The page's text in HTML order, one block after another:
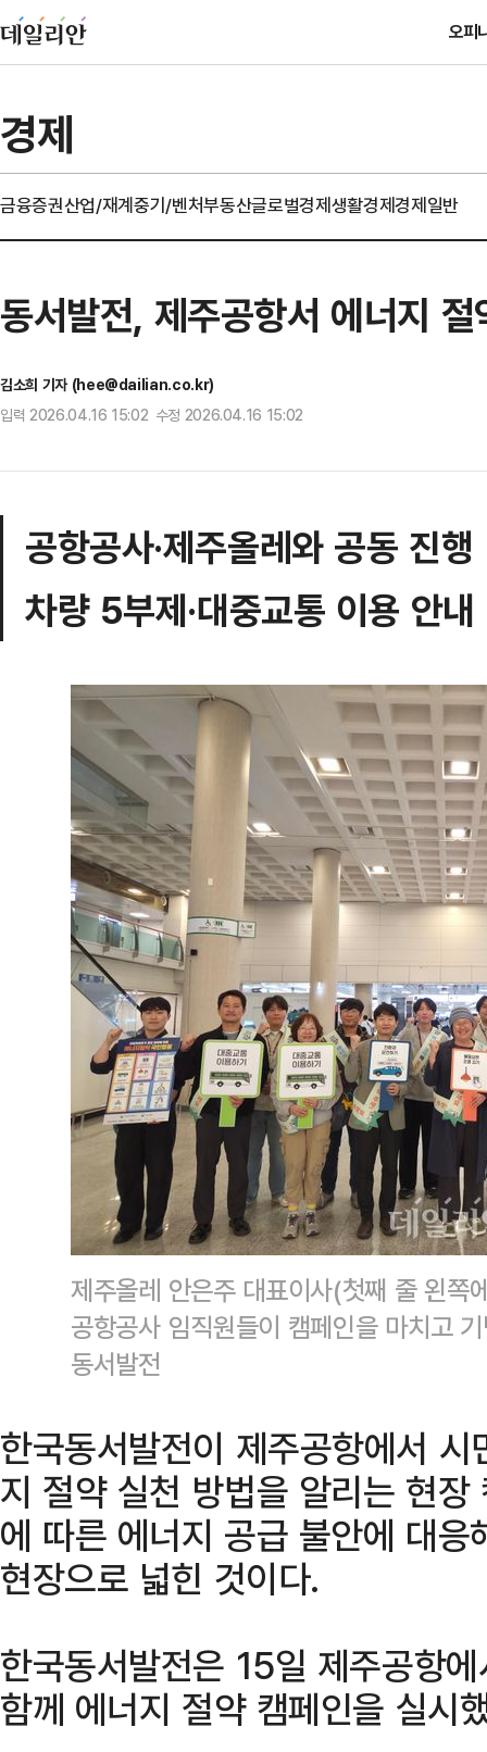
오피
경제
금융증권산업/재계중기/벤처부동산글로벌경제생활경제경제일반
동서발전, 제주공항서 에너지
김소희 기자 (hee@dailian.co.kr)
입력 2026.04.16 15:02 수정 2026.04.16 15:02
공항공사·제주올레와 공동 진행
차량 5부제·대중교통 이용 안내
제주올레 안은주 대표이사(첫째 줄 왼쪽
공항공사 임직원들이 캠페인을 마치고
동서발전
한국동서발전이 제주공항에서
지 절약 실천 방법을 알리는 현
에 따른 에너지 공급 불안에 대
현장으로 넓힌 것이다.
한국동서발전은 15일 제주공항
함께 에너지 절약 캠페인을 실시